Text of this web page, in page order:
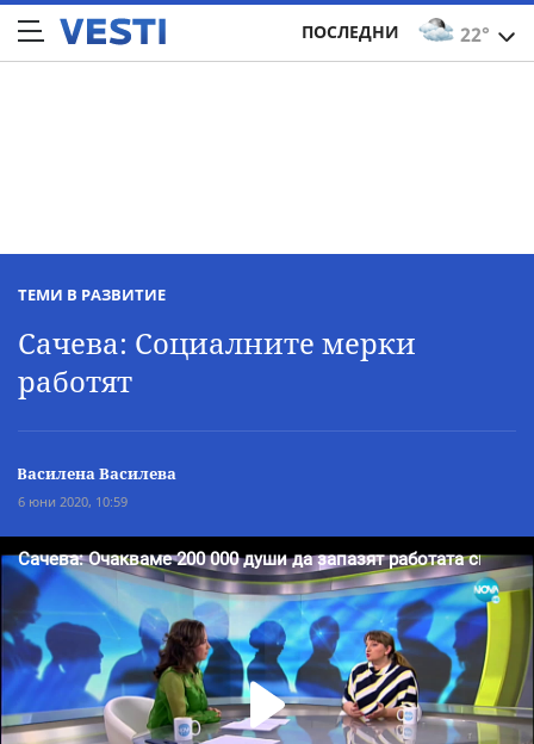
22°
ПОСЛЕДНИ
ТЕМИ В РАЗВИТИЕ
Сачева: Социалните мерки
работят
Василена Василева
6 юни 2020, 10:59